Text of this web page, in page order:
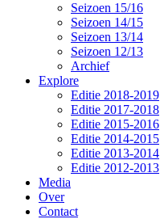
Seizoen 15/16
Seizoen 14/15
Seizoen 13/14
Seizoen 12/13
Archief
Explore
Editie 2018-2019
Editie 2017-2018
Editie 2015-2016
Editie 2014-2015
Editie 2013-2014
Editie 2012-2013
Media
Over
Contact